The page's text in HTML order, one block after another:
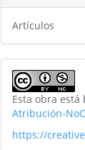
Artículos
Esta obra
Atribución-
https://